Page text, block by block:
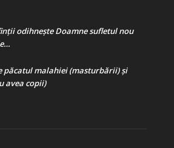
odihnește Doamne sufletul nou
păcatul malahiei (masturbării) şi
avea copii)